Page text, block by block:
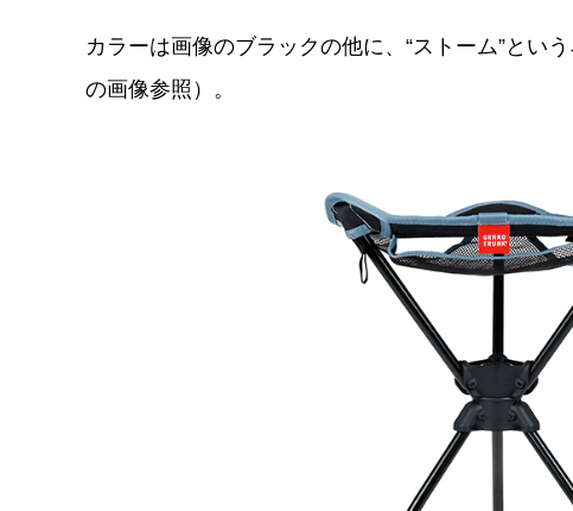
カラーは画像のブラックの他に、“ストーム”とい
の画像参照）。